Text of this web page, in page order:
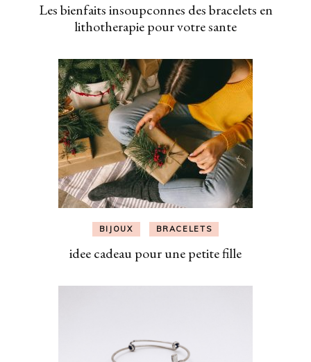
Les bienfaits insoupconnes des bracelets en
lithotherapie pour votre sante
BIJOUX BRACELETS
idee cadeau pour une petite fille